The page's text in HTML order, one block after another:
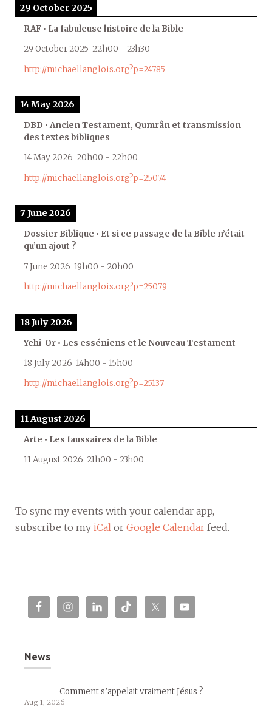
29 October 2025
RAF • La fabuleuse histoire de la Bible
29 October 2025 22h00 - 23h30
http://michaellanglois.org?p=24785
14 May 2026
DBD • Ancien Testament, Qumrân et transmission
des textes bibliques
14 May 2026 20h00 - 22h00
http://michaellanglois.org?p=25074
7 June 2026
Dossier Biblique • Et si ce passage de la Bible n’était
qu’un ajout ?
7 June 2026 19h00 - 20h00
http://michaellanglois.org?p=25079
18 July 2026
Yehi-Or • Les esséniens et le Nouveau Testament
18 July 2026 14h00 - 15h00
http://michaellanglois.org?p=25137
11 August 2026
Arte • Les faussaires de la Bible
11 August 2026 21h00 - 23h00
To sync my events with your calendar app,
subscribe to my iCal or Google Calendar feed.
News
Comment s’appelait vraiment Jésus ?
Aug 1, 2026